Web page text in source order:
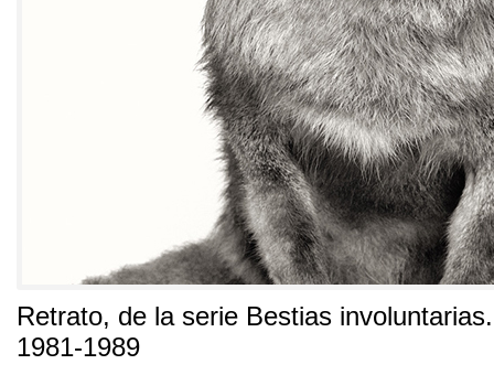
Retrato, de la serie Bestias involuntarias
1981-1989